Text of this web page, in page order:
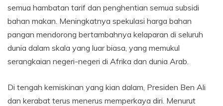
semua hambatan tarif dan penghentian semua subsidi
bahan makan. Meningkatnya spekulasi harga bahan
pangan mendorong bertambahnya kelaparan di seluruh
dunia dalam skala yang luar biasa, yang memukul
serangkaian negeri-negeri di Afrika dan dunia Arab.
Di tengah kemiskinan yang kian dalam, Presiden Ben Ali
dan kerabat terus menerus memperkaya diri. Menurut